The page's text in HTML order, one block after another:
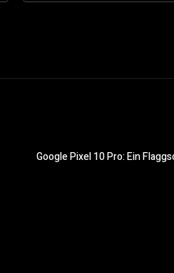
Google Pixel 10 Pro: Ein